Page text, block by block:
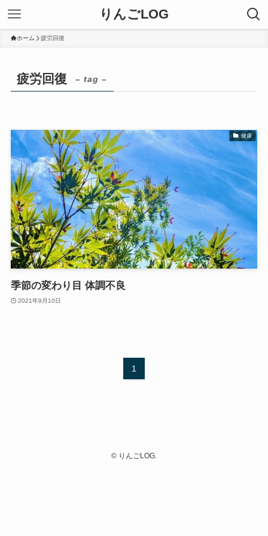
りんごLOG
ホーム 疲労回復
疲労回復 – tag –
健康
季節の変わり目 体調不良
2021年9月10日
1
© りんごLOG.